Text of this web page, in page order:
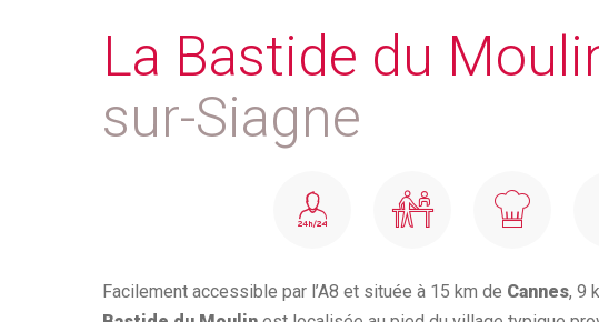
La Bastide du
sur-Siagne
Facilement accessible par l’A8 et située à 15 km de Cannes, 9